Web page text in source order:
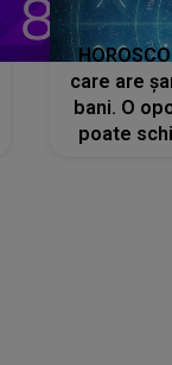
care are
bani. O
poate